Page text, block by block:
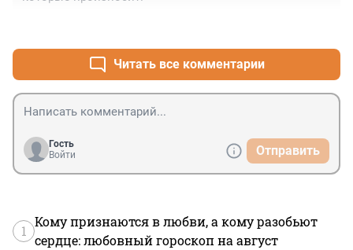
Читать все комментарии
Гость
Войти
Отправить
1
Кому признаются в любви, а кому разобьют
сердце: любовный гороскоп на август